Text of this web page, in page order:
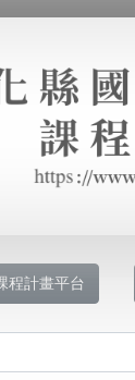
程計畫平台